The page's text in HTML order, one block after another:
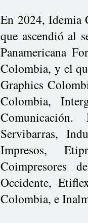
En 2024, Idemia
que ascendió al
Panamericana
Colombia, y el
Graphics
Colombia,
Servibarras,
Impresos,
Coimpresores
Occidente,
Colombia, e